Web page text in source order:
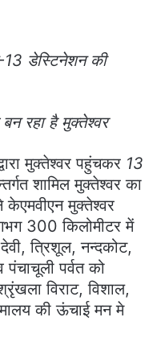
13 डेस्टिनेशन की
रहा है मुक्तेश्वर
मुक्तेश्वर पहुंचकर 13
शामिल मुक्तेश्वर का
केएमवीएन मुक्तेश्वर
300 किलोमीटर में
त्रिशूल, नन्दकोट,
पंचाचूली पर्वत को
विराट, विशाल,
की ऊंचाई मन मे